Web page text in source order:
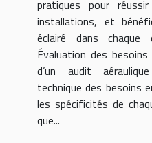
pratiques pour
installations, et
éclairé dans
Évaluation des
d’un audit
technique des besoins
les spécificités de
que...